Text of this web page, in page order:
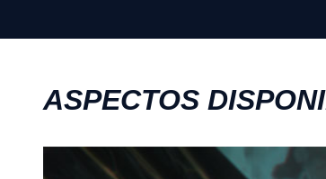
ASPECTOS